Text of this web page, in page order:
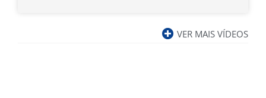
VER MAIS VÍDEOS